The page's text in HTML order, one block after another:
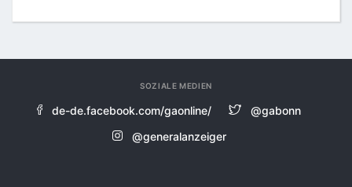
SOZIALE MEDIEN
de-de.facebook.com/gaonline/
@gabonn
@generalanzeiger